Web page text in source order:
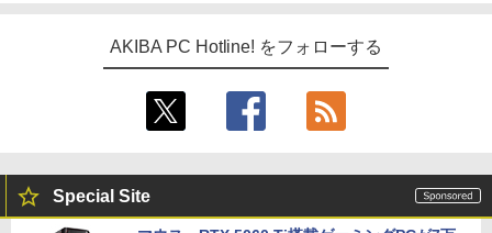
AKIBA PC Hotline! をフォローする
Special Site